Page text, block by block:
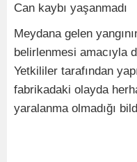
Can kaybı yaşanmadı
Meydana gelen
belirlenmesi amacıyla
Yetkililer tarafından
fabrikadaki olayda
yaralanma olmadığı